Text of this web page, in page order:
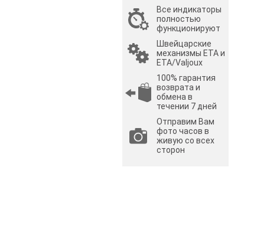
Все индикаторы
полностью
функционируют
Швейцарские
механизмы ETA и
ETA/Valjoux
100% гарантия
возврата и
обмена в
течении 7 дней
Отправим Вам
фото часов в
живую со всех
сторон